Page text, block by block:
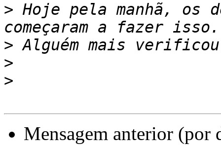
> Hoje pela manhã, os
>
>
>
Mensagem anterior (por